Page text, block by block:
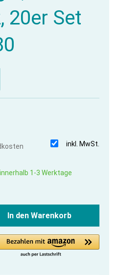
20er Set
inkl. MwSt.
1-3 Werktage
In den Warenkorb